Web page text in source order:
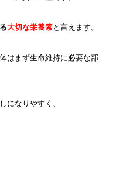
大切な栄養素と言えます。
はまず生命維持に必要な部
になりやすく、